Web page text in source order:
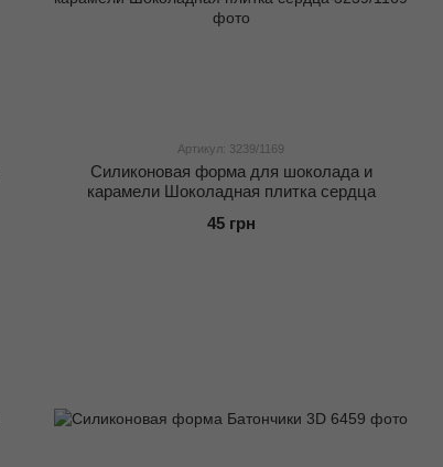
Артикул: 3239/1169
Силиконовая форма для шоколада и
карамели Шоколадная плитка сердца
45 грн